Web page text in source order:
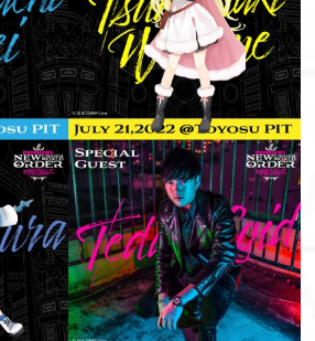
VIDEOS
MUSIC
GOODS
SPECIAL
EN